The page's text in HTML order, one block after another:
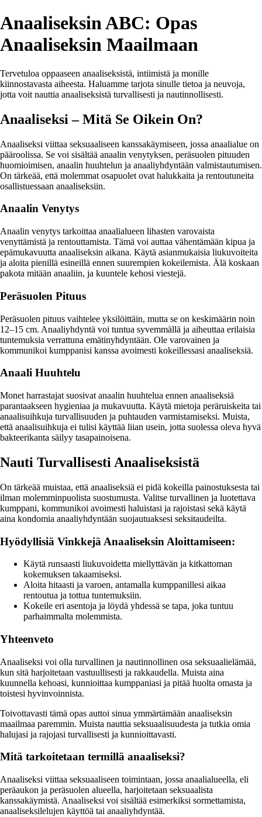
Anaaliseksin ABC: Opas
Anaaliseksin Maailmaan
Tervetuloa oppaaseen anaaliseksistä, intiimistä ja monille
kiinnostavasta aiheesta. Haluamme tarjota sinulle tietoa ja neuvoja,
jotta voit nauttia anaaliseksistä turvallisesti ja nautinnollisesti.
Anaaliseksi – Mitä Se Oikein On?
Anaaliseksi viittaa seksuaaliseen kanssakäymiseen, jossa anaalialue on
pääroolissa. Se voi sisältää anaalin venytyksen, peräsuolen pituuden
huomioimisen, anaalin huuhtelun ja anaaliyhdyntään valmistautumisen.
On tärkeää, että molemmat osapuolet ovat halukkaita ja rentoutuneita
osallistuessaan anaaliseksiin.
Anaalin Venytys
Anaalin venytys tarkoittaa anaalialueen lihasten varovaista
venyttämistä ja rentouttamista. Tämä voi auttaa vähentämään kipua ja
epämukavuutta anaaliseksin aikana. Käytä asianmukaisia liukuvoiteita
ja aloita pienillä esineillä ennen suurempien kokeilemista. Älä koskaan
pakota mitään anaaliin, ja kuuntele kehosi viestejä.
Peräsuolen Pituus
Peräsuolen pituus vaihtelee yksilöittäin, mutta se on keskimäärin noin
12–15 cm. Anaaliyhdyntä voi tuntua syvemmällä ja aiheuttaa erilaisia
tuntemuksia verrattuna emätinyhdyntään. Ole varovainen ja
kommunikoi kumppanisi kanssa avoimesti kokeillessasi anaaliseksiä.
Anaali Huuhtelu
Monet harrastajat suosivat anaalin huuhtelua ennen anaaliseksiä
parantaakseen hygieniaa ja mukavuutta. Käytä mietoja peräruiskeita tai
anaalisuihkuja turvallisuuden ja puhtauden varmistamiseksi. Muista,
että anaalisuihkuja ei tulisi käyttää liian usein, jotta suolessa oleva hyvä
bakteerikanta säilyy tasapainoisena.
Nauti Turvallisesti Anaaliseksistä
On tärkeää muistaa, että anaaliseksiä ei pidä kokeilla painostuksesta tai
ilman molemminpuolista suostumusta. Valitse turvallinen ja luotettava
kumppani, kommunikoi avoimesti haluistasi ja rajoistasi sekä käytä
aina kondomia anaaliyhdyntään suojautuaksesi seksitaudeilta.
Hyödyllisiä Vinkkejä Anaaliseksin Aloittamiseen:
Käytä runsaasti liukuvoidetta miellyttävän ja kitkattoman
kokemuksen takaamiseksi.
Aloita hitaasti ja varoen, antamalla kumppanillesi aikaa
rentoutua ja tottua tuntemuksiin.
Kokeile eri asentoja ja löydä yhdessä se tapa, joka tuntuu
parhaimmalta molemmista.
Yhteenveto
Anaaliseksi voi olla turvallinen ja nautinnollinen osa seksuaalielämää,
kun sitä harjoitetaan vastuullisesti ja rakkaudella. Muista aina
kuunnella kehoasi, kunnioittaa kumppaniasi ja pitää huolta omasta ja
toistesi hyvinvoinnista.
Toivottavasti tämä opas auttoi sinua ymmärtämään anaaliseksin
maailmaa paremmin. Muista nauttia seksuaalisuudesta ja tutkia omia
halujasi ja rajojasi turvallisesti ja kunnioittavasti.
Mitä tarkoitetaan termillä anaaliseksi?
Anaaliseksi viittaa seksuaaliseen toimintaan, jossa anaalialueella, eli
peräaukon ja peräsuolen alueella, harjoitetaan seksuaalista
kanssakäymistä. Anaaliseksi voi sisältää esimerkiksi sormettamista,
anaaliseksilelujen käyttöä tai anaaliyhdyntää.